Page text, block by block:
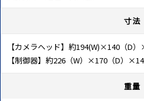
寸法
【カメラヘッド】約194(W)×140（D
【制御器】約226（W）×170（D）
重量